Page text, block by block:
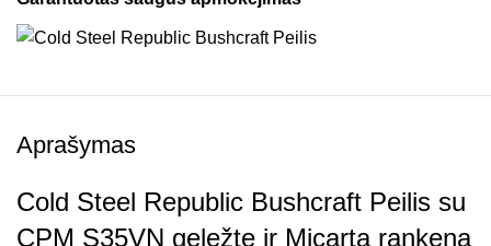
Aprašymas
Cold Steel Republic Bushcraft Peilis su
CPM S35VN geležte ir Micarta rankena